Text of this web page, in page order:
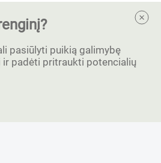
pasiūlyti puikią galimybę
ir padėti pritraukti potencialių